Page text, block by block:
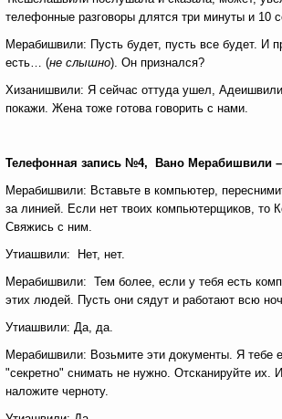
телефонные разговоры длятся три минуты и 10
Мерабишвили: Пусть будет, пусть все будет. И
есть… (не слышно). Он признался?
Хизанишвили: Я сейчас оттуда ушел,
покажи. Жена тоже готова говорить с нами.
Телефонная запись №4, Вано Мерабишвили
Мерабишвили: Вставьте в компьютер,
за линией. Если нет твоих компьютерщиков, то
Свяжись с ним.
Утиашвили: Нет, нет.
Мерабишвили: Тем более, если у тебя есть
этих людей. Пусть они сядут и работают всю
Утиашвили: Да, да.
Мерабишвили: Возьмите эти документы. Я тебе
"секретно" снимать не нужно. Отсканируйте их.
наложите черноту.